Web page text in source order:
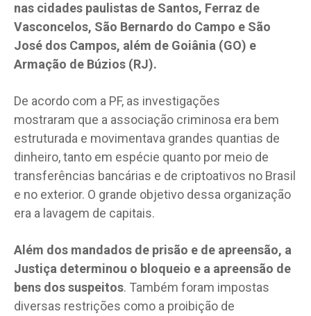
nas cidades paulistas de Santos, Ferraz de
Vasconcelos, São Bernardo do Campo e São
José dos Campos, além de Goiânia (GO) e
Armação de Búzios (RJ).
De acordo com a PF, as investigações
mostraram que a associação criminosa era bem
estruturada e movimentava grandes quantias de
dinheiro, tanto em espécie quanto por meio de
transferências bancárias e de criptoativos no Brasil
e no exterior. O grande objetivo dessa organização
era a lavagem de capitais.
Além dos mandados de prisão e de apreensão, a
Justiça determinou o bloqueio e a apreensão de
bens dos suspeitos. Também foram impostas
diversas restrições como a proibição de